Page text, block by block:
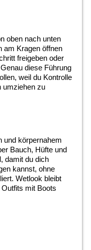
oben nach unten
am Kragen öffnen
freigeben oder
diese Führung
weil du Kontrolle
umziehen zu
und körpernahem
Bauch, Hüfte und
damit du dich
kannst, ohne
Wetlook bleibt
mit Boots